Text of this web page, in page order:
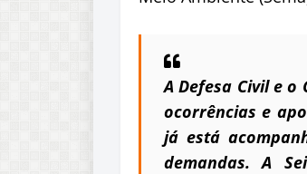
A Defesa Civil e
ocorrências e
já está
demandas. A